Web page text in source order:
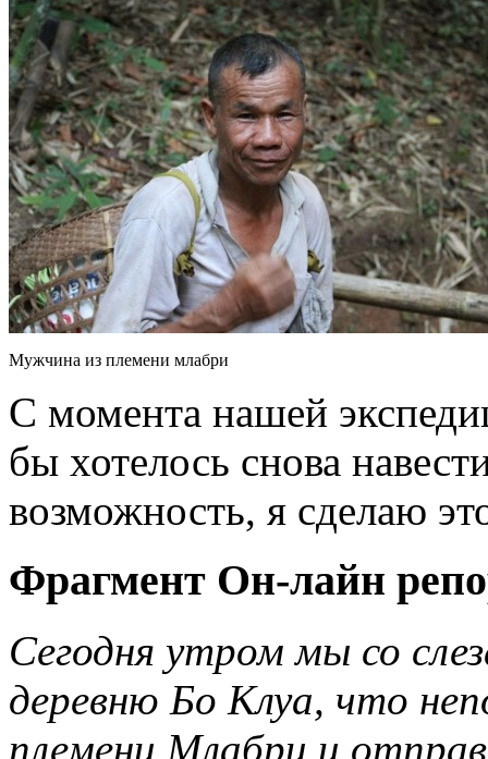
Мужчина из племени млабри
С момента нашей
бы хотелось снова
возможность, я сделаю
Фрагмент Он-лайн
Сегодня утром мы со
деревню Бо Клуа, что
племени Млабри и